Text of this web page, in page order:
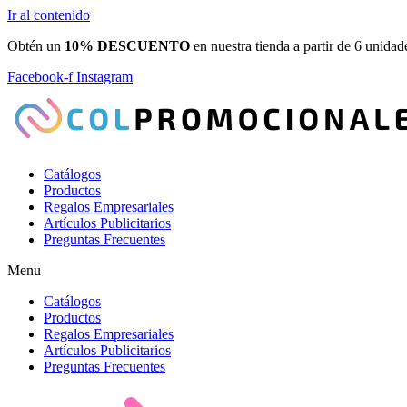
Ir al contenido
Obtén un 10% DESCUENTO en nuestra tienda a partir de 6
Facebook-f Instagram
Catálogos
Productos
Regalos Empresariales
Artículos Publicitarios
Preguntas Frecuentes
Menu
Catálogos
Productos
Regalos Empresariales
Artículos Publicitarios
Preguntas Frecuentes